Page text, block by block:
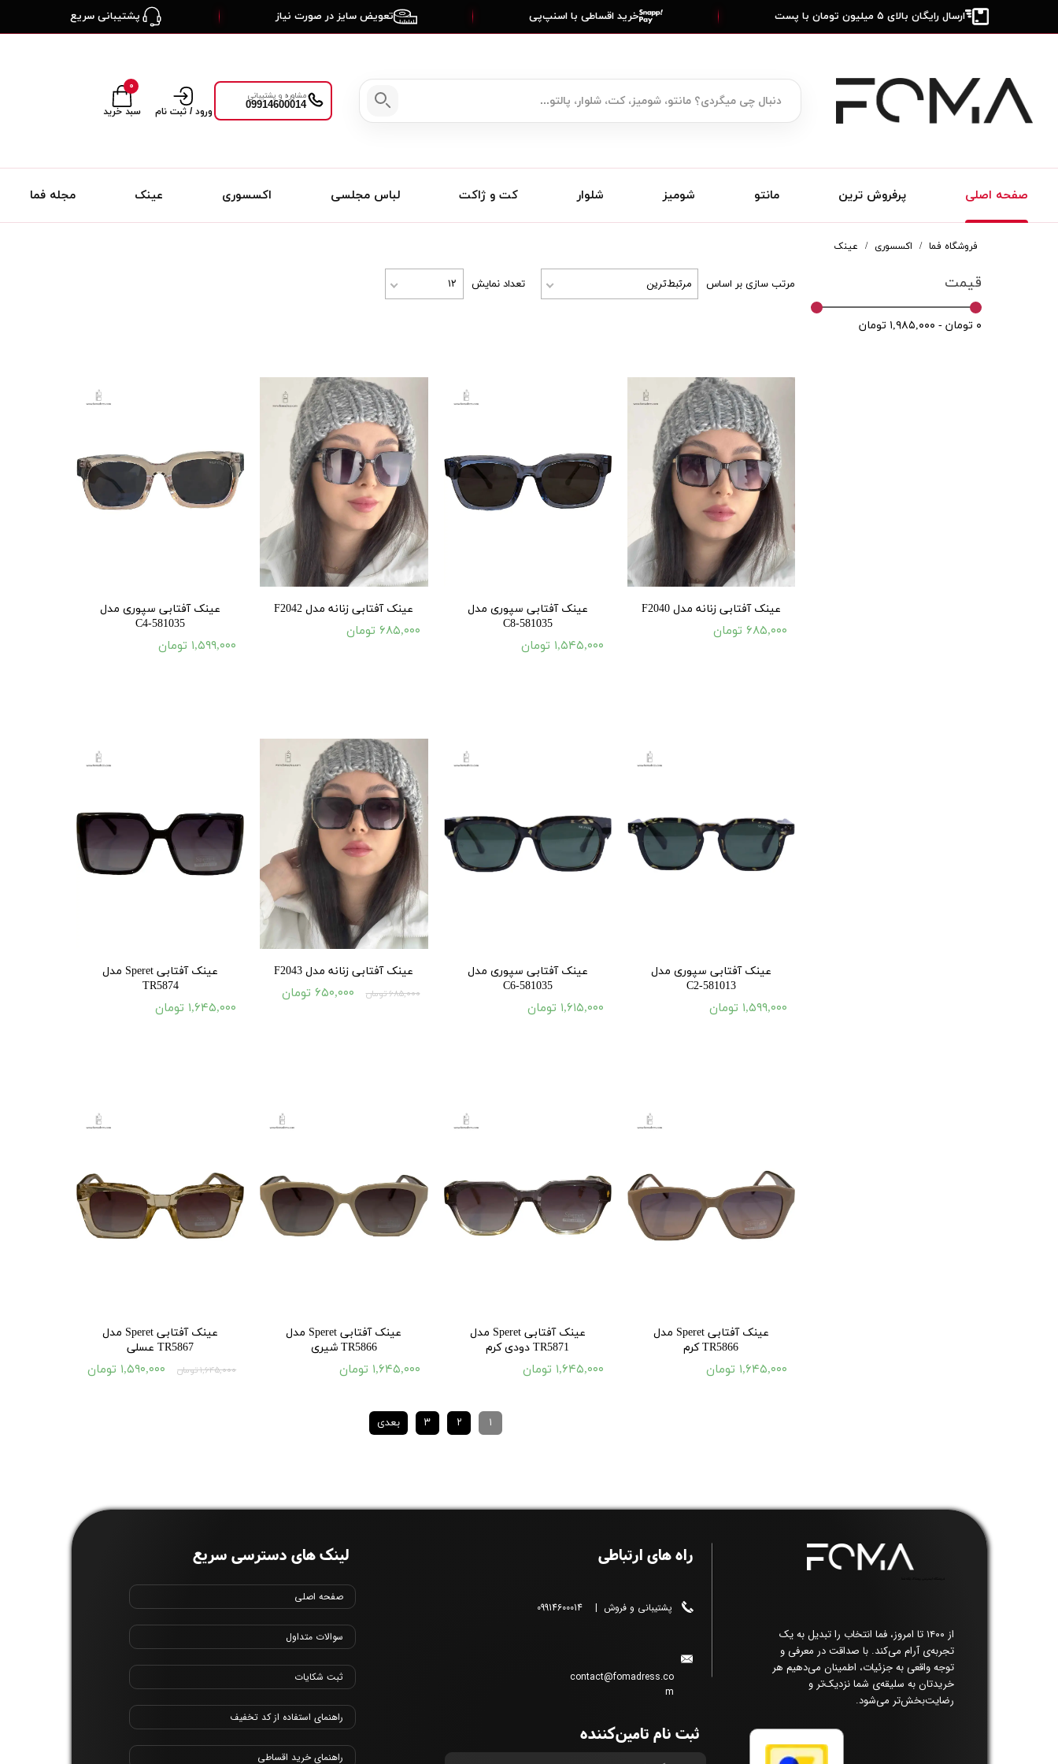
ارسال رایگان بالای ۵ میلیون تومان با پست خرید اقساطی با اسنپ‌پی تعویض سایز در صورت نیاز پشتیبانی سریع
مشاوره و پشتیبانی
09914600014 ورود / ثبت نام
۰
سبد خرید
صفحه اصلی پرفروش ترین مانتو شومیز شلوار کت و ژاکت لباس مجلسی اکسسوری عینک مجله فما
فروشگاه فما اکسسوری عینک
قیمت
۰ تومان - ۱,۹۸۵,۰۰۰ تومان
مرتب سازی بر اساس مرتبط‌ترین تعداد نمایش ۱۲
عینک آفتابی زنانه مدل F2040
۶۸۵,۰۰۰ تومان
عینک آفتابی سپوری مدل
581035-C8
۱,۵۴۵,۰۰۰ تومان
عینک آفتابی زنانه مدل F2042
۶۸۵,۰۰۰ تومان
عینک آفتابی سپوری مدل
581035-C4
۱,۵۹۹,۰۰۰ تومان
عینک آفتابی سپوری مدل
581013-C2
۱,۵۹۹,۰۰۰ تومان
عینک آفتابی سپوری مدل
581035-C6
۱,۶۱۵,۰۰۰ تومان
عینک آفتابی زنانه مدل F2043
۶۸۵,۰۰۰ تومان ۶۵۰,۰۰۰ تومان
۳۵,۰۰۰ تومان
عینک آفتابی Speret مدل
TR5874
۱,۶۴۵,۰۰۰ تومان
عینک آفتابی Speret مدل
TR5866 کرم
۱,۶۴۵,۰۰۰ تومان
عینک آفتابی Speret مدل
TR5871 دودی کرم
۱,۶۴۵,۰۰۰ تومان
عینک آفتابی Speret مدل
TR5866 شیری
۱,۶۴۵,۰۰۰ تومان
عینک آفتابی Speret مدل
TR5867 عسلی
۱,۶۴۵,۰۰۰ تومان ۱,۵۹۰,۰۰۰ تومان
۱ ۲ ۳ بعدی
راه های ارتباطی
پشتیبانی و فروش | 09914600014
contact@fomadress.co
m
لینک های دسترسی سریع
صفحه اصلی
سوالات متداول
ثبت شکایات
راهنمای استفاده از کد تخفیف
راهنمای خرید اقساطی
از ۱۴۰۰ تا امروز، فما انتخاب را تبدیل به یک
تجربه‌ی آرام می‌کند. با صداقت در معرفی و
توجه واقعی به جزئیات، اطمینان می‌دهیم هر
خریدتان به سلیقه‌ی شما نزدیک‌تر و
رضایت‌بخش‌تر می‌شود.
ثبت نام تامین‌کننده